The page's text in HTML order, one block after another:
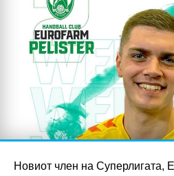
Новиот член на Суперлигата,